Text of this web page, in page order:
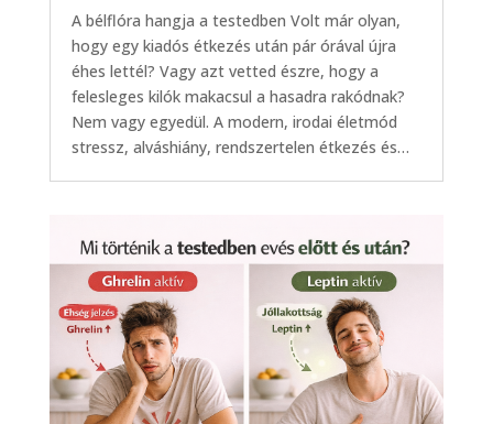
A bélflóra hangja a testedben Volt már olyan,
hogy egy kiadós étkezés után pár órával újra
éhes lettél? Vagy azt vetted észre, hogy a
felesleges kilók makacsul a hasadra rakódnak?
Nem vagy egyedül. A modern, irodai életmód
stressz, alváshiány, rendszertelen étkezés és…